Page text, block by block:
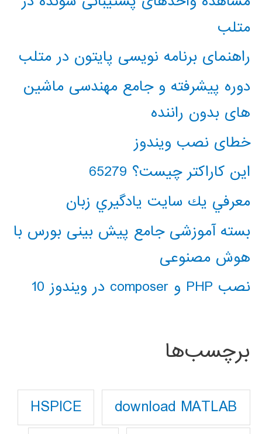
متلب
راهنمای برنامه نویسی پایتون در متلب
دوره پیشرفته و جامع مهندسی ماشین
های بدون راننده
خطای نصب ویندوز
این کاراکتر چیست؟ 65279
معرفي يك سايت يادگيري زبان
بسته آموزشی جامع پیش بینی بورس با
هوش مصنوعی
نصب PHP و composer در ویندوز 10
برچسب‌ها
download MATLAB
HSPICE